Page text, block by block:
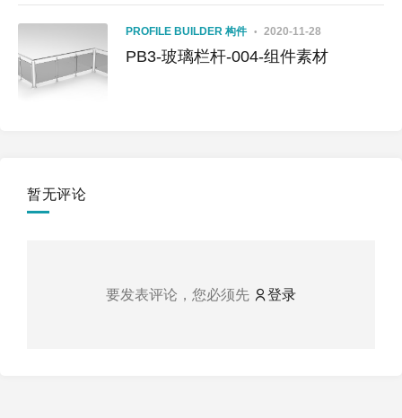
PROFILE BUILDER 构件 2020-11-28
PB3-玻璃栏杆-004-组件素材
暂无评论
要发表评论，您必须先 登录